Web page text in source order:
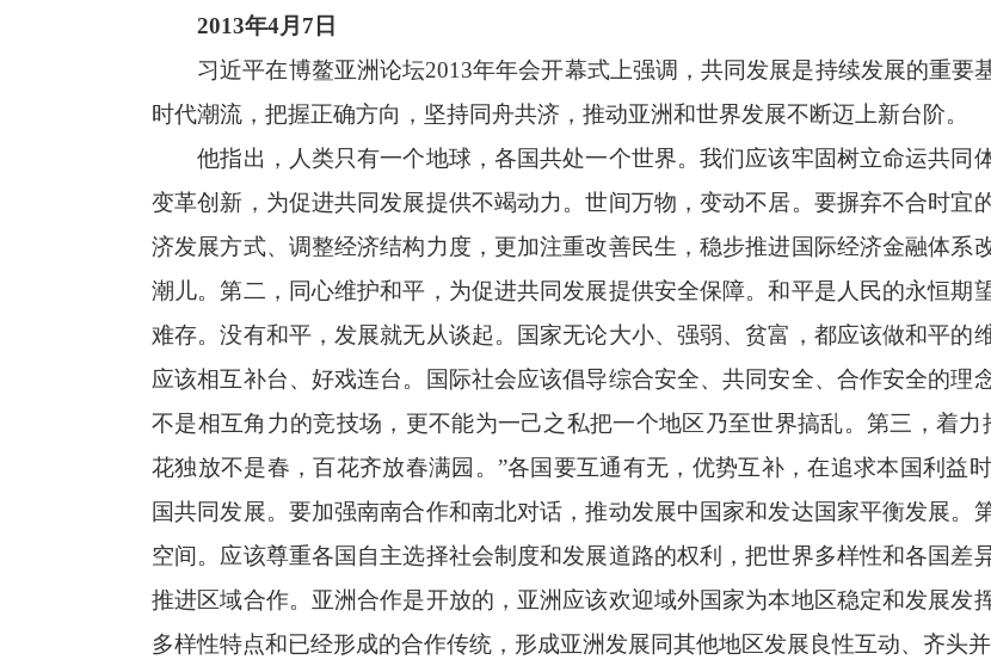
2013年4月7日
习近平在博鳌亚洲论坛2013年年会开幕式上强调，共同发展是持续发展的重要
时代潮流，把握正确方向，坚持同舟共济，推动亚洲和世界发展不断迈上新台阶。
他指出，人类只有一个地球，各国共处一个世界。我们应该牢固树立命运共同
变革创新，为促进共同发展提供不竭动力。世间万物，变动不居。要摒弃不合时宜
济发展方式、调整经济结构力度，更加注重改善民生，稳步推进国际经济金融体系
潮儿。第二，同心维护和平，为促进共同发展提供安全保障。和平是人民的永恒期
难存。没有和平，发展就无从谈起。国家无论大小、强弱、贫富，都应该做和平的
应该相互补台、好戏连台。国际社会应该倡导综合安全、共同安全、合作安全的理
不是相互角力的竞技场，更不能为一己之私把一个地区乃至世界搞乱。第三，着
花独放不是春，百花齐放春满园。”各国要互通有无，优势互补，在追求本国利益
国共同发展。要加强南南合作和南北对话，推动发展中国家和发达国家平衡发展。
空间。应该尊重各国自主选择社会制度和发展道路的权利，把世界多样性和各国差
推进区域合作。亚洲合作是开放的，亚洲应该欢迎域外国家为本地区稳定和发展发
多样性特点和已经形成的合作传统，形成亚洲发展同其他地区发展良性互动、齐头并